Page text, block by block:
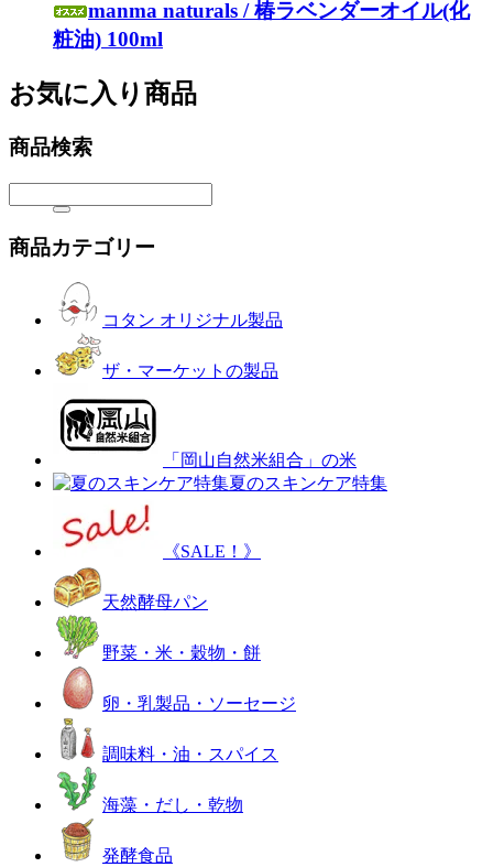
manma naturals / 椿ラベンダーオイル(化
粧油) 100ml
お気に入り商品
商品検索
商品カテゴリー
コタン オリジナル製品
ザ・マーケットの製品
「岡山自然米組合」の米
夏のスキンケア特集
《SALE！》
天然酵母パン
野菜・米・穀物・餅
卵・乳製品・ソーセージ
調味料・油・スパイス
海藻・だし・乾物
発酵食品